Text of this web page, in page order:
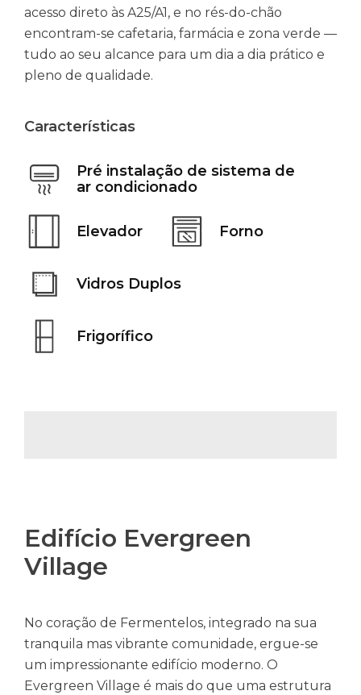
acesso direto às A25/A1, e no rés-do-chão
encontram-se cafetaria, farmácia e zona verde —
tudo ao seu alcance para um dia a dia prático e
pleno de qualidade.
Características
Pré instalação de sistema de
ar condicionado
Elevador Forno
Vidros Duplos
Frigorífico
Edifício Evergreen
Village
No coração de Fermentelos, integrado na sua
tranquila mas vibrante comunidade, ergue-se
um impressionante edifício moderno. O
Evergreen Village é mais do que uma estrutura